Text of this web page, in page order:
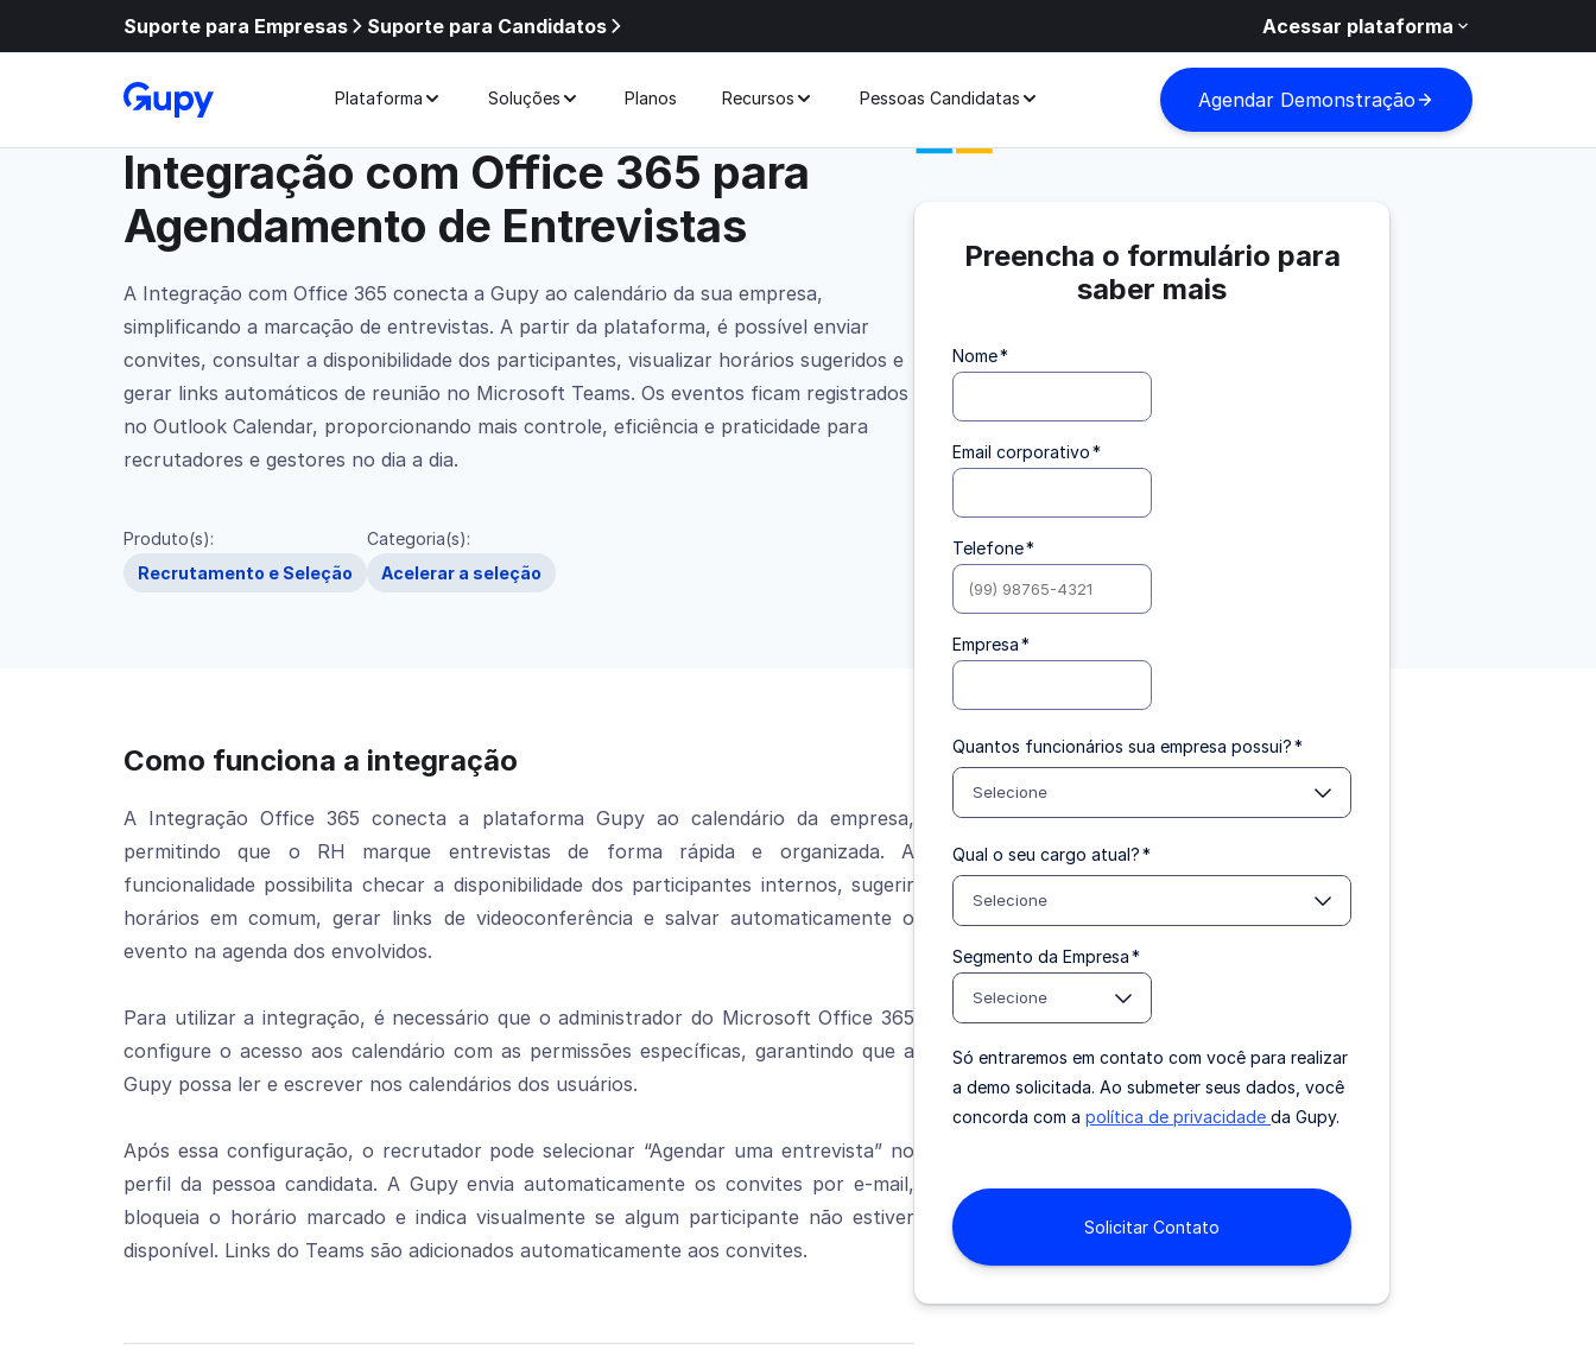
Suporte para Empresas Suporte para Candidatos Acessar plataforma
Plataforma Soluções Planos Recursos Pessoas Candidatas Agendar Demonstração
Integrações Agendamento de Entrevistas com Office 365
Integração com Office 365 para
Agendamento de Entrevistas
A Integração com Office 365 conecta a Gupy ao calendário da sua empresa,
simplificando a marcação de entrevistas. A partir da plataforma, é possível enviar
convites, consultar a disponibilidade dos participantes, visualizar horários sugeridos e
gerar links automáticos de reunião no Microsoft Teams. Os eventos ficam registrados
no Outlook Calendar, proporcionando mais controle, eficiência e praticidade para
recrutadores e gestores no dia a dia.
Produto(s):
Recrutamento e Seleção
Categoria(s):
Acelerar a seleção
Preencha o formulário para
saber mais
Nome*
Email corporativo*
Telefone*
Empresa*
Quantos funcionários sua empresa possui?*
Selecione
Qual o seu cargo atual?*
Selecione
Segmento da Empresa*
Selecione
Só entraremos em contato com você para realizar
a demo solicitada. Ao submeter seus dados, você
concorda com a política de privacidade da Gupy.
Como funciona a integração
A Integração Office 365 conecta a plataforma Gupy ao calendário da empresa,
permitindo que o RH marque entrevistas de forma rápida e organizada. A
funcionalidade possibilita checar a disponibilidade dos participantes internos, sugerir
horários em comum, gerar links de videoconferência e salvar automaticamente o
evento na agenda dos envolvidos.
Para utilizar a integração, é necessário que o administrador do Microsoft Office 365
configure o acesso aos calendário com as permissões específicas, garantindo que a
Gupy possa ler e escrever nos calendários dos usuários.
Após essa configuração, o recrutador pode selecionar “Agendar uma entrevista” no
perfil da pessoa candidata. A Gupy envia automaticamente os convites por e-mail,
bloqueia o horário marcado e indica visualmente se algum participante não estiver
disponível. Links do Teams são adicionados automaticamente aos convites.